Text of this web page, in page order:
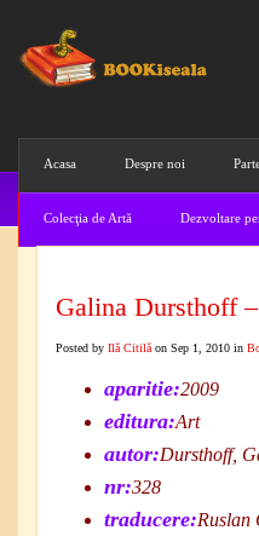
Acasa Despre noi
Colecţia de Artă Dezvoltare
Galina Dursthoff
Posted by Ilă Citilă on Sep 1, 2010 in
aparitie:2009
editura:Art
autor:Dursthoff,
nr:328
traducere:Ruslan